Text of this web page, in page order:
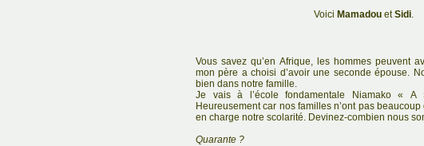
Voici MamadouetSidi.
Vous savez qu’en Afrique, les hommes peuvent
mon père a choisi d’avoir une seconde épouse.
bien dans notre famille.
Je vais à l’école fondamentale Niamako « A
Heureusement car nos familles n’ont pas
en charge notre scolarité. Devinez-combien nous
Quarante ?